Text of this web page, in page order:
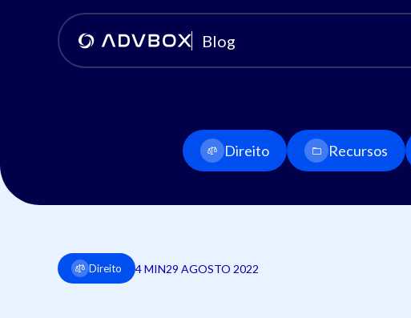
Blog
Direito Recursos
Direito 4 MIN29 AGOSTO 2022